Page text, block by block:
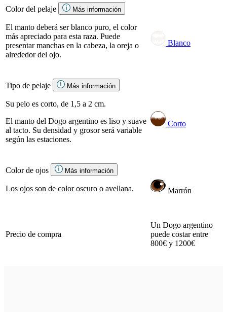
Color del pelaje
Más información
El manto deberá ser blanco puro, el color
más apreciado para esta raza. Puede
presentar manchas en la cabeza, la oreja o
alrededor del ojo.
Blanco
Tipo de pelaje Más información
Su pelo es corto, de 1,5 a 2 cm.
El manto del Dogo argentino es liso y suave
al tacto. Su densidad y grosor será variable
según las estaciones.
Corto
Color de ojos Más información
Los ojos son de color oscuro o avellana. Marrón
Precio de compra
Un Dogo argentino
puede costar entre
800€ y 1200€